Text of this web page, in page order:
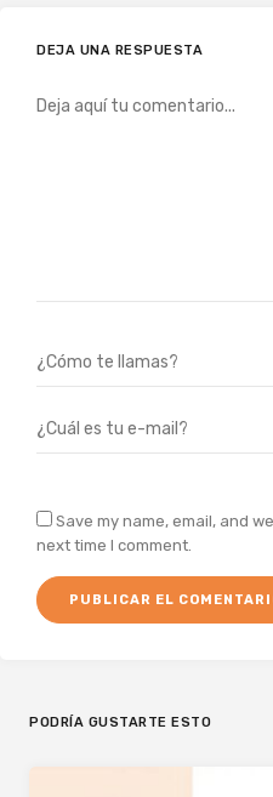
DEJA UNA RESPUESTA
Save my name, email, and
next time I comment.
PODRÍA GUSTARTE ESTO